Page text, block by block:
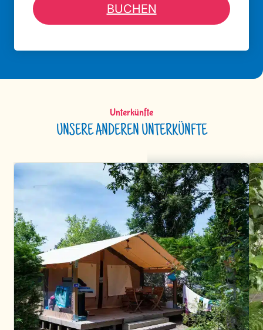
BUCHEN
Unterkünfte
UNSERE ANDEREN UNTERKÜNFTE